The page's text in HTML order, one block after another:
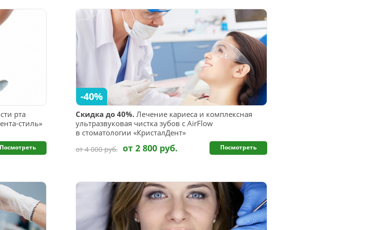
рта
стиль»
Посмотреть
Скидка до 40%. Лечение кариеса и комплексная
ультразвуковая чистка зубов с AirFlow
в стоматологии «КристалДент»
-40%
от 4 000 руб. от 2 800 руб. Посмотреть